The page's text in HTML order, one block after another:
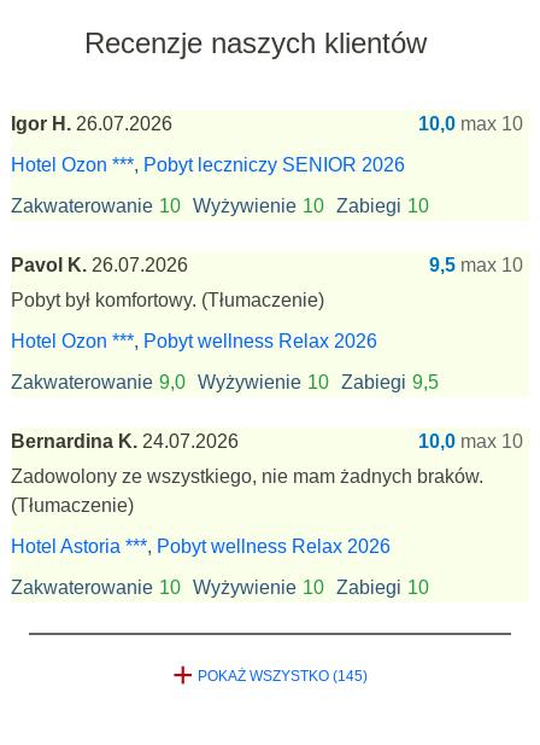
Recenzje naszych klientów
Igor H. 26.07.2026 10,0 max 10
Hotel Ozon ***, Pobyt leczniczy SENIOR 2026
Zakwaterowanie 10 Wyżywienie 10 Zabiegi 10
Pavol K. 26.07.2026 9,5 max 10
Pobyt był komfortowy. (Tłumaczenie)
Hotel Ozon ***, Pobyt wellness Relax 2026
Zakwaterowanie 9,0 Wyżywienie 10 Zabiegi 9,5
Bernardina K. 24.07.2026 10,0 max 10
Zadowolony ze wszystkiego, nie mam żadnych braków.
(Tłumaczenie)
Hotel Astoria ***, Pobyt wellness Relax 2026
Zakwaterowanie 10 Wyżywienie 10 Zabiegi 10
+ POKAŻ WSZYSTKO (145)